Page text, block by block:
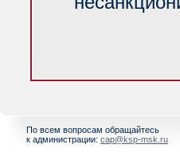
По всем вопросам обращайтесь
к администрации: cap@ksp-msk.ru